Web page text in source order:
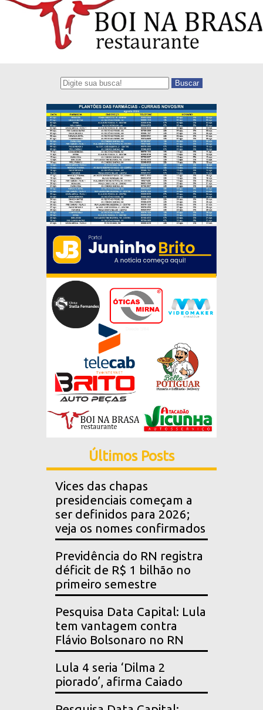
Buscar
Últimos Posts
Vices das chapas
presidenciais começam a
ser definidos para 2026;
veja os nomes confirmados
Previdência do RN registra
déficit de R$ 1 bilhão no
primeiro semestre
Pesquisa Data Capital: Lula
tem vantagem contra
Flávio Bolsonaro no RN
Lula 4 seria ‘Dilma 2
piorado’, afirma Caiado